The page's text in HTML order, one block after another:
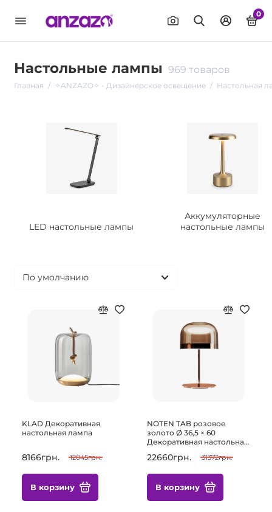
0
Настольные лампы 969 товаров
Главная ✧ANZAZO✧ - Дизайнерское освещение Настольная
LED настольные лампы
Аккумуляторные
настольные лампы
KLAD Декоративная
настольная лампа
8166грн. 12045грн.
В корзину
NOTEN TAB розовое
золото Ø 36,5 × 60
Декоративная настольная
22660грн. 31372грн.
В корзину